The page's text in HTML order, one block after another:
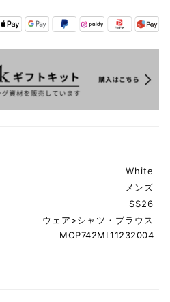
White
メンズ
SS26
ウェア>シャツ・ブラウス
MOP742ML11232004